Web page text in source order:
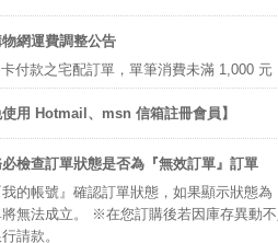
物網運費調整公告
付款之宅配訂單，單筆消費未滿 1,000 元
使用 Hotmail、msn 信箱註冊會員】
必檢查訂單狀態是否為『無效訂單』訂單
的帳號』確認訂單狀態，如果顯示狀態
無法成立。 ※在您訂購後若因庫存異動
請款。